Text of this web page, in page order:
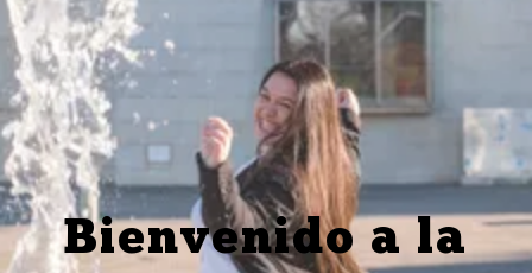
Bienvenido a la